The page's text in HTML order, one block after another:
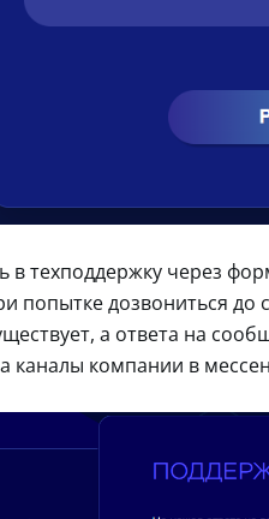
в техподдержку через
попытке дозвониться
а ответа на
каналы компании в